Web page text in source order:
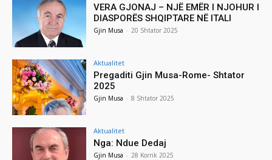
VERA GJONAJ – NJË EMËR I NJOHUR I
DIASPORËS SHQIPTARE NË ITALI
Gjin Musa - 20 Shtator 2025
Aktualitet
Pregaditi Gjin Musa-Rome- Shtator
2025
Gjin Musa - 8 Shtator 2025
Aktualitet
Nga: Ndue Dedaj
Gjin Musa - 28 Korrik 2025